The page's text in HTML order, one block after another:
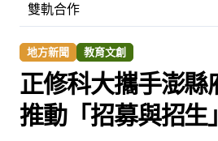
雙軌合作
地方新聞 教育文創
正修科大攜手澎縣
推動「招募與招生